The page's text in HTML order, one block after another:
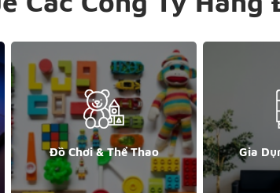
Đồ Chơi & Thể Thao Gia